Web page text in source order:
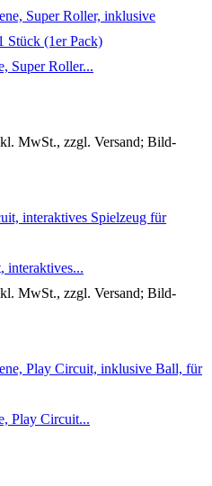
Super Roller...
MwSt., zzgl. Versand; Bild-
interaktives...
MwSt., zzgl. Versand; Bild-
Play Circuit...